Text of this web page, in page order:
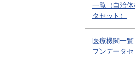
一覧（自治
タセット）
医療機関一
プンデータセ